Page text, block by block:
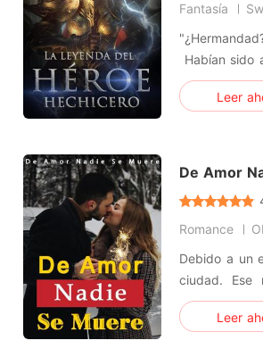
Fantasía
Habían sido
Los dos
disfrutaban
Leer
De Amor
Romance
Debido a un
ciudad. Ese
ambos.
La delicada
Leer